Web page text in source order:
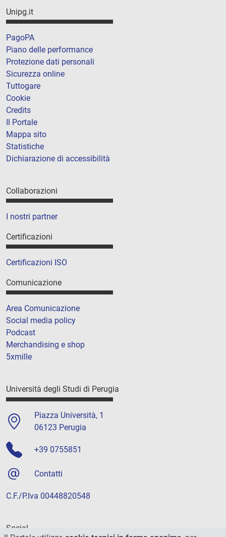
Unipg.it
PagoPA
Piano delle performance
Protezione dati personali
Sicurezza online
Tuttogare
Cookie
Credits
Il Portale
Mappa sito
Statistiche
Dichiarazione di accessibilità
Collaborazioni
I nostri partner
Certificazioni
Certificazioni ISO
Comunicazione
Area Comunicazione
Social media policy
Podcast
Merchandising e shop
5xmille
Università degli Studi di Perugia
Piazza Università, 1
06123 Perugia
+39 0755851
Contatti
C.F./P.Iva 00448820548
Social